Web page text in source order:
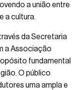
a união entre
a cultura.
da Secretaria
a Associação
fundamental
O público
uma ampla e